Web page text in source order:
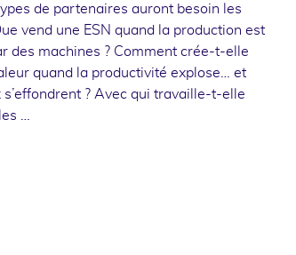
de partenaires auront besoin les
vend une ESN quand la production est
des machines ? Comment crée-t-elle
quand la productivité explose… et
s’effondrent ? Avec qui travaille-t-elle
…